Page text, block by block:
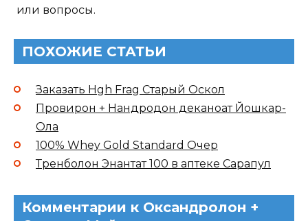
или вопросы.
ПОХОЖИЕ СТАТЬИ
Заказать Hgh Frag Старый Оскол
Провирон + Нандродон деканоат Йошкар-
Ола
100% Whey Gold Standard Очер
Тренболон Энантат 100 в аптеке Сарапул
Комментарии к Оксандролон +